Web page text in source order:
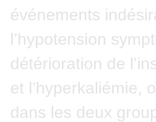
événements
l’hypotension
détérioration de
et l’hyperkaliémie,
dans les deux